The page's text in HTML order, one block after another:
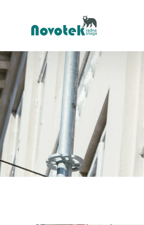
Tražim Posao
Prijava za Posao
Oglasi za posao
Poslovi u Srbiji